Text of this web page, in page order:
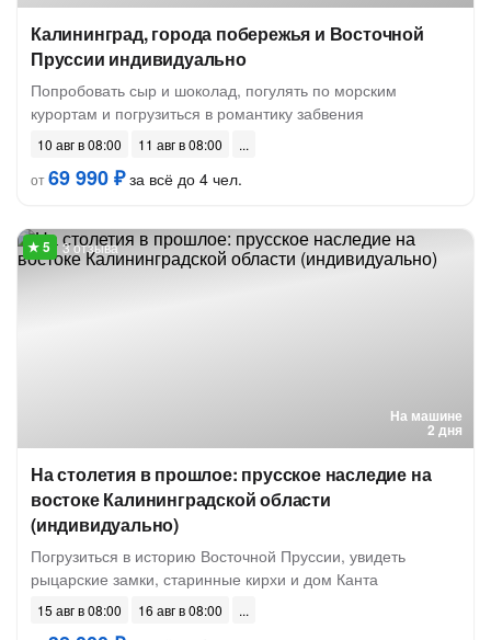
Калининград, города побережья и Восточной
Пруссии индивидуально
Попробовать сыр и шоколад, погулять по морским
курортам и погрузиться в романтику забвения
10 авг в 08:00
11 авг в 08:00
от69 990 ₽за всё до 4 чел.
На машине
2 дня
3 отзыва
На столетия в прошлое: прусское наследие на
востоке Калининградской области
(индивидуально)
Погрузиться в историю Восточной Пруссии, увидеть
рыцарские замки, старинные кирхи и дом Канта
15 авг в 08:00
16 авг в 08:00